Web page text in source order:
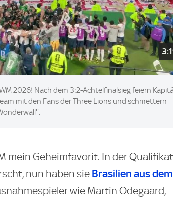
2026! Nach dem 3:2-Achtelfinalsieg feiern
mit den Fans der Three Lions und schmettern
mein Geheimfavorit. In der
nun haben sie Brasilien aus dem
wie Martin Ödegaard,